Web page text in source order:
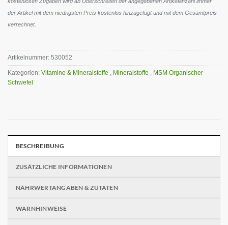
der Artikel mit dem niedrigsten Preis kostenlos hinzugefügt und mit dem Gesamtpreis
verrechnet.
Artikelnummer: 530052
Kategorien: Vitamine & Mineralstoffe , Mineralstoffe , MSM Organischer
Schwefel
BESCHREIBUNG
ZUSÄTZLICHE INFORMATIONEN
NÄHRWERTANGABEN & ZUTATEN
WARNHINWEISE